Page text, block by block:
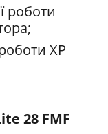
роботи
XP
28 FMF